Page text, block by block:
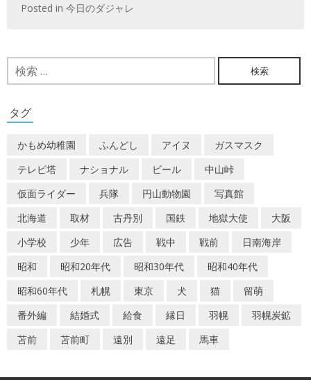
Posted in 今日のダジャレ
検
索:
タグ
かもめ幼稚園 ふんどし アイヌ
ガスマスク
テレビ塔
ナショナル ビール
中山峠
仮面ライダー
兵隊 円山動物園
写真館
北海道
取材 古丹別 国鉄 地獄大使
大阪
小学校
少年 広告 戦中 戦前
日南海岸
昭和
昭和20年代 昭和30年代
昭和40年代
昭和60年代
札幌 東京 犬 猫
留萌
番外編
結婚式 給食 縁日 羽幌
羽幌炭鉱
苫前
苫前町 遠別 遠足 馬車